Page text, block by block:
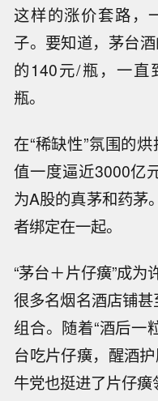
这样的涨价套路，
子。要知道，茅台
的140元/瓶，一直
瓶。
在“稀缺性”氛围的
值一度逼近3000亿
为A股的真茅和药茅
者绑定在一起。
“茅台＋片仔癀”成为
很多名烟名酒店铺甚
组合。随着“酒后一
台吃片仔癀，醒酒
牛党也挺进了片仔癀